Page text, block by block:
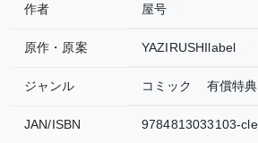
作者 屋号
原作・原案 YAZIRUSHIlabel
ジャンル コミック 有償特典
JAN/ISBN 9784813033103-